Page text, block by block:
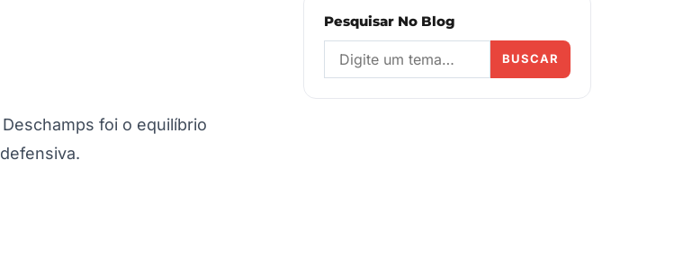
foi o equilíbrio
Pesquisar No Blog
BUSCAR